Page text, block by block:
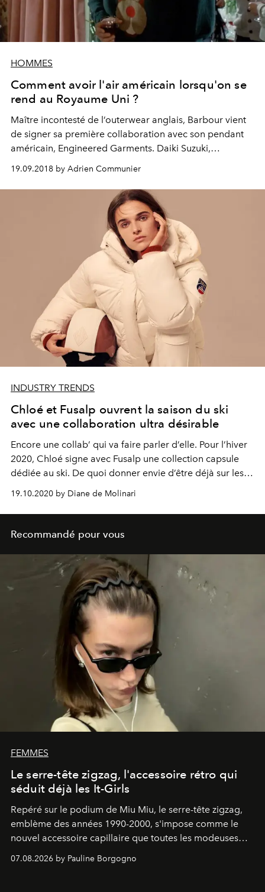
HOMMES
Comment avoir l'air américain lorsqu'on se
rend au Royaume Uni ?
Maître incontesté de l’outerwear anglais, Barbour vient
de signer sa première collaboration avec son pendant
américain, Engineered Garments. Daiki Suzuki,
fondateur de la marque new-yorkaise revisite cinq
modèles emblématiques du spécialiste des vestes en
coton ciré.
19.09.2018 by Adrien Communier
INDUSTRY TRENDS
Chloé et Fusalp ouvrent la saison du ski
avec une collaboration ultra désirable
Encore une collab’ qui va faire parler d’elle. Pour l’hiver
2020, Chloé signe avec Fusalp une collection capsule
dédiée au ski. De quoi donner envie d’être déjà sur les
19.10.2020 by Diane de Molinari
Recommandé pour vous
FEMMES
Le serre-tête zigzag, l'accessoire rétro qui
séduit déjà les It-Girls
Repéré sur le podium de Miu Miu, le serre-tête zigzag,
emblème des années 1990-2000, s'impose comme le
nouvel accessoire capillaire que toutes les modeuses
s'arrachent déjà.
07.08.2026 by Pauline Borgogno